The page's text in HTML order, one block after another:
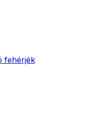
fehérjék